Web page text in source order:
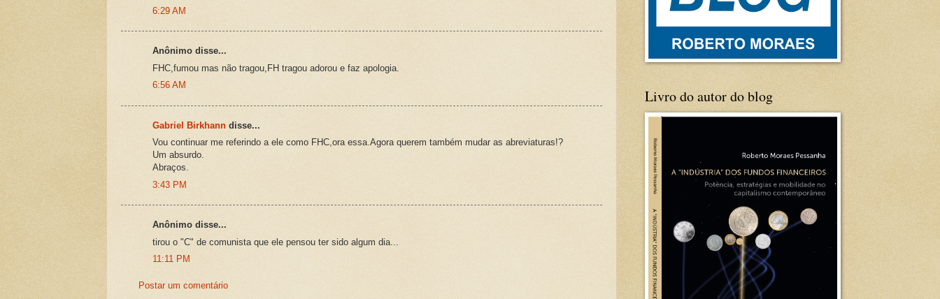
6:29 AM
Anônimo disse...
FHC,fumou mas não tragou,FH tragou adorou e faz apologia.
6:56 AM
Gabriel Birkhann disse...
Vou continuar me referindo a ele como FHC,ora essa.Agora querem também mudar as abreviaturas!?
Um absurdo.
Abraços.
3:43 PM
Anônimo disse...
tirou o "C" de comunista que ele pensou ter sido algum dia...
11:11 PM
Postar um comentário
Livro do autor do blog